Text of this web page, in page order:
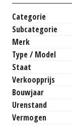
Categorie
Subcategorie
Merk
Type / Model
Staat
Verkoopprijs
Bouwjaar
Urenstand
Vermogen